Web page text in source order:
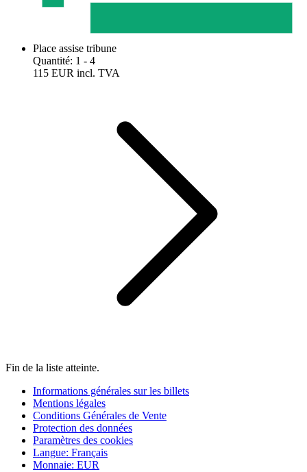
Place assise tribune
Quantité: 1 - 4
115 EUR incl. TVA
Fin de la liste atteinte.
Informations générales sur les billets
Mentions légales
Conditions Générales de Vente
Protection des données
Paramètres des cookies
Langue: Français
Monnaie: EUR